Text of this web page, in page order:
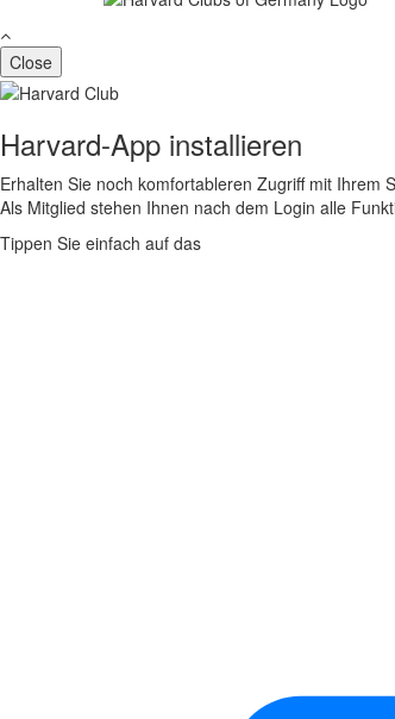
Close
Harvard-App installieren
Erhalten Sie noch komfortableren Zugriff mit Ihrem
Als Mitglied stehen Ihnen nach dem Login alle
Tippen Sie einfach auf das